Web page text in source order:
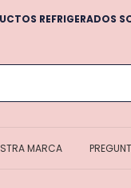
PAÍS Y GRATIS EN LA
MARCA